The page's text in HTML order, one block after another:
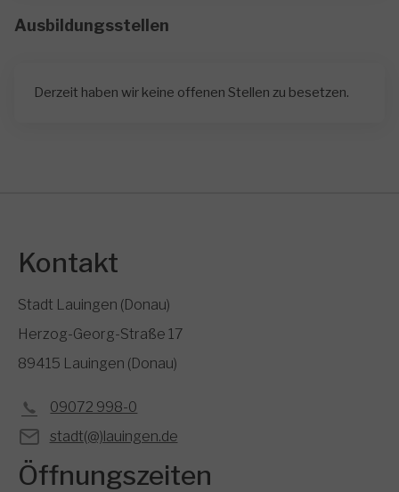
Ausbildungsstellen
Derzeit haben wir keine offenen Stellen zu besetzen.
Kontakt
Stadt Lauingen (Donau)
Herzog-Georg-Straße 17
89415 Lauingen (Donau)
09072 998-0
stadt(@)lauingen.de
Öffnungszeiten